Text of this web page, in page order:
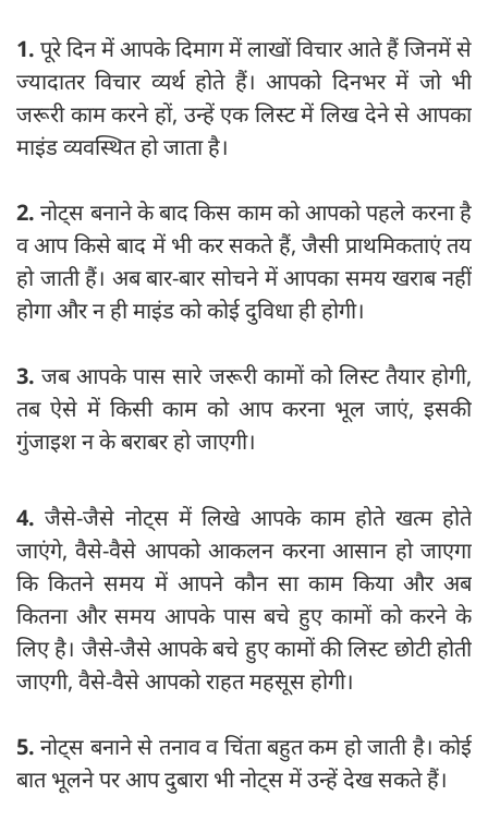
1. पूरे दिन में आपके दिमाग में लाखों विचार आते हैं जिनमें से
ज्यादातर विचार व्यर्थ होते हैं। आपको दिनभर में जो भी
जरूरी काम करने हों, उन्हें एक लिस्ट में लिख देने से आपका
माइंड व्यवस्थित हो जाता है।
2. नोट्स बनाने के बाद किस काम को आपको पहले करना है
व आप किसे बाद में भी कर सकते हैं, जैसी प्राथमिकताएं तय
हो जाती हैं। अब बार-बार सोचने में आपका समय खराब नहीं
होगा और न ही माइंड को कोई दुविधा ही होगी।
3.जब आपके पास सारे जरूरी कामों को लिस्ट तैयार होगी,
तब ऐसे में किसी काम को आप करना भूल जाएं, इसकी
गुंजाइश न के बराबर हो जाएगी।
4. जैसे-जैसे नोट्स में लिखे आपके काम होते खत्म होते
जाएंगे, वैसे-वैसे आपको आकलन करना आसान हो जाएगा
कि कितने समय में आपने कौन सा काम किया और अब
कितना और समय आपके पास बचे हुए कामों को करने के
लिए है। जैसे-जैसे आपके बचे हुए कामों की लिस्ट छोटी होती
जाएगी, वैसे-वैसे आपको राहत महसूस होगी।
5.नोट्स बनाने से तनाव व चिंता बहुत कम हो जाती है। कोई
बात भूलने पर आप दुबारा भी नोट्स में उन्हें देख सकते हैं।